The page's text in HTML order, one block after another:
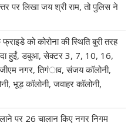
पर लिखा जय श्री राम, तो पुलिस ने
को कोरोना की स्थिति बुरी तरह
हुईं, डबुआ, सेक्टर 3, 7, 10, 16,
नगर, तिगंाव, संजय कॉलोनी,
भूड़ कॉलोनी, जवाहर कॉलोनी,
पर 26 चालान किए नगर निगम